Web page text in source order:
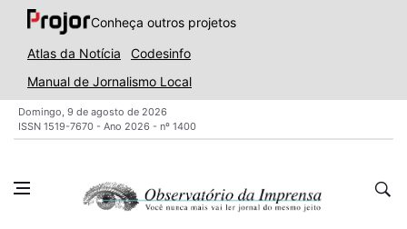
Conheça outros projetos
Atlas da Notícia
Codesinfo
Manual de Jornalismo Local
Domingo, 9 de agosto de 2026
ISSN 1519-7670 - Ano 2026 - nº 1400